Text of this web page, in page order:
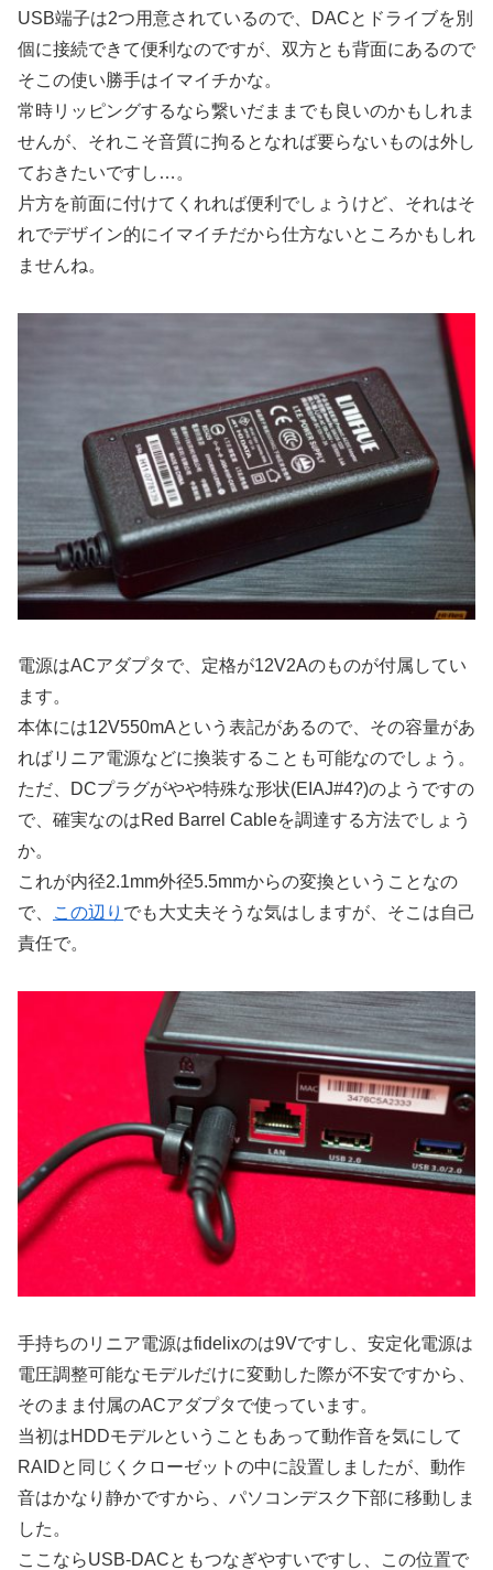
USB端子は2つ用意されているので、DACとドライブを別
個に接続できて便利なのですが、双方とも背面にあるので
そこの使い勝手はイマイチかな。
常時リッピングするなら繋いだままでも良いのかもしれま
せんが、それこそ音質に拘るとなれば要らないものは外し
ておきたいですし…。
片方を前面に付けてくれれば便利でしょうけど、それはそ
れでデザイン的にイマイチだから仕方ないところかもしれ
ませんね。
電源はACアダプタで、定格が12V2Aのものが付属してい
ます。
本体には12V550mAという表記があるので、その容量があ
ればリニア電源などに換装することも可能なのでしょう。
ただ、DCプラグがやや特殊な形状(EIAJ#4?)のようですの
で、確実なのはRed Barrel Cableを調達する方法でしょう
か。
これが内径2.1mm外径5.5mmからの変換ということなの
で、
この辺り でも大丈夫そうな気はしますが、そこは自己
責任で。
手持ちのリニア電源はfidelixのは9Vですし、安定化電源は
電圧調整可能なモデルだけに変動した際が不安ですから、
そのまま付属のACアダプタで使っています。
当初はHDDモデルということもあって動作音を気にして
RAIDと同じくクローゼットの中に設置しましたが、動作
音はかなり静かですから、パソコンデスク下部に移動しま
した。
ここならUSB-DACともつなぎやすいですし、この位置で